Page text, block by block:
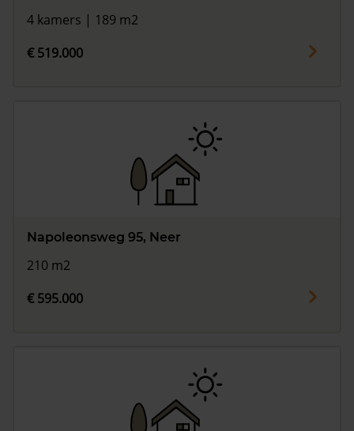
4 kamers | 189 m2
€ 519.000
Napoleonsweg 95, Neer
210 m2
€ 595.000